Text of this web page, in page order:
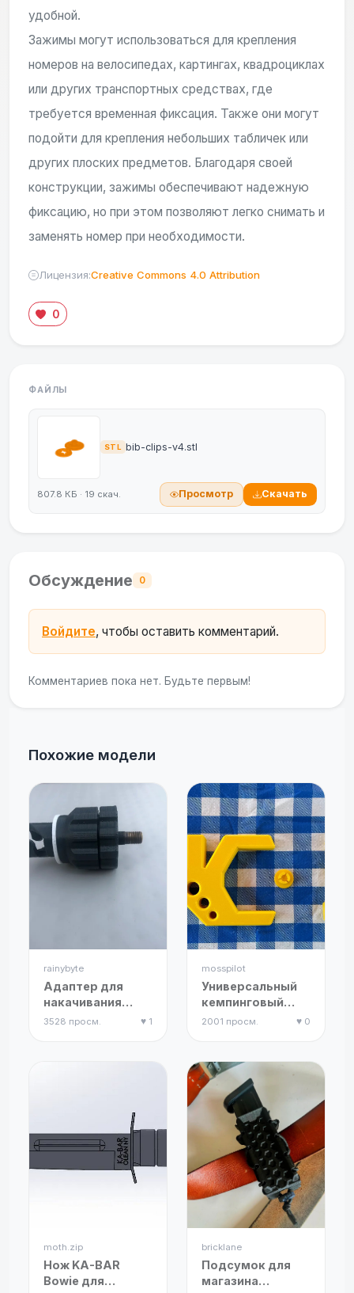
удобной.
Зажимы могут использоваться для крепления
номеров на велосипедах, картингах, квадроциклах
или других транспортных средствах, где
требуется временная фиксация. Также они могут
подойти для крепления небольших табличек или
других плоских предметов. Благодаря своей
конструкции, зажимы обеспечивают надежную
фиксацию, но при этом позволяют легко снимать и
заменять номер при необходимости.
Лицензия:Creative Commons 4.0 Attribution
0
ФАЙЛЫ
STL bib-clips-v4.stl
807.8 КБ · 19 скач. Просмотр Скачать
Обсуждение 0
Войдите, чтобы оставить комментарий.
Комментариев пока нет. Будьте первым!
Похожие модели
rainybyte
Адаптер для
накачивания
SUP-досок и
3528 просм. ♥ 1
mosspilot
Универсальный
кемпинговый
зажим
2001 просм. ♥ 0
moth.zip
Нож KA-BAR
Bowie для
bricklane
Подсумок для
магазина